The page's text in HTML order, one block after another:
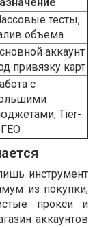
тесты,
объема
аккаунт
привязку карт
с
Tier-
инструмент
из покупки,
прокси и
аккаунтов